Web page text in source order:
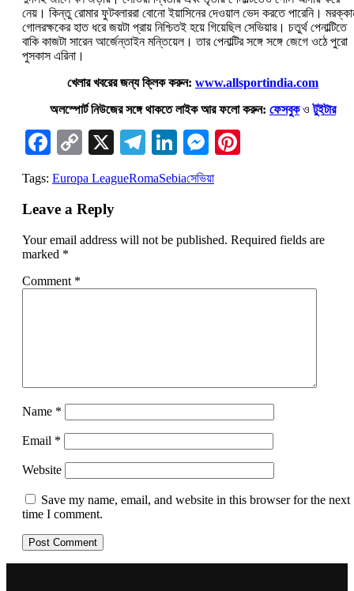
নেয়। কিন্তু রোমার ফুটবলাররা বোনো ইয়াসিনের দেওয়াল ভেদ করতে পারেনি।
গোলরক্ষকের হাত ধরে জয়টা প্রায় নিশ্চিতই হয়ে গিয়েছিল সেভিয়ার। চতুর্থ পেনাল্টিতে
বাকি কাজটা সারেন আর্জেন্তাইন মন্তিয়েল। তার পেনাল্টির সঙ্গে সঙ্গে জেগে ওঠে পুরো
পুসকাস এরিনা।
খেলার খবরের জন্য ক্লিক করুন: www.allsportindia.com
অলস্পোর্ট নিউজের সঙ্গে থাকতে লাইক আর ফলো করুন: ফেসবুকওটুইটার
Facebook
Copy
Link
X Telegram
LinkedIn
Messenger
Tags: Europa LeagueRomaSebiaসেভিয়া
Leave a Reply
Your email address will not be published. Required fields are
marked *
Comment *
Name *
Email *
Website
Save my name, email, and website in this browser for the next
time I comment.